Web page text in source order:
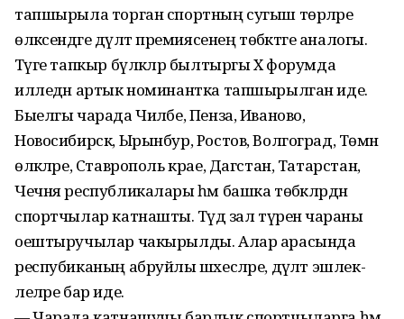
тапшырыла торган спортның сугыш төрләре
өлкәсен­дәге дәүләт премиясенең төбәк­тәге аналогы.
Тәүге тапкыр бүләк­ләр былтыргы X форумда
илледән артык номинантка тапшырылган иде.
Быелгы чарада Чиләбе, Пенза, Иваново,
Новосибирск, Ырынбур, Ростов, Волгоград, Төмән
өлкә­ләре, Ставрополь крае, Дагстан, Татарстан,
Чечня республикалары һәм башка төбәкләр­дән
спортчылар катнашты. Тәүдә зал түренә чараны
оештыручылар чакырылды. Алар арасында
респубиканың абруйлы шәхесләре, дәүләт эшлек­
леләре бар иде.